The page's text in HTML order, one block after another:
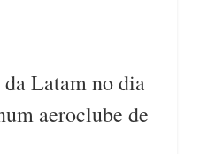
Latam no dia
aeroclube de